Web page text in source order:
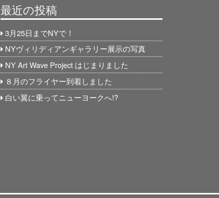
最近の投稿
3月25日までNYで！
NYヴィリディアンギャラリー展示の写真
NY Art Wave Project はじまりました
８月のフライヤー到着しました
白い翼に乗ってニューヨークへ!?